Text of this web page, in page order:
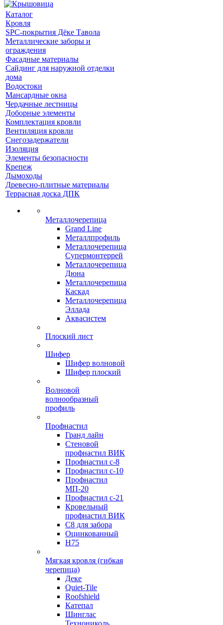
Каталог
Кровля
SPC-покрытия Дёке Тавола
Металлические заборы и
ограждения
Фасадные материалы
Сайдинг для наружной отделки
дома
Водостоки
Мансардные окна
Чердачные лестницы
Доборные элементы
Комплектация кровли
Вентиляция кровли
Снегозадержатели
Изоляция
Элементы безопасности
Крепеж
Дымоходы
Древесно-плитные материалы
Террасная доска ДПК
Металлочерепица
Grand Line
Металлпрофиль
Металлочерепица
Супермонтеррей
Металлочерепица
Дюна
Металлочерепица
Каскад
Металлочерепица
Эллада
Аквасистем
Плоский лист
Шифер
Шифер волновой
Шифер плоский
Волновой
волнообразный
профиль
Профнастил
Гранд лайн
Стеновой
профнастил ВИК
Профнастил с-8
Профнастил с-10
Профнастил
МП-20
Профнастил с-21
Кровельный
профнастил ВИК
С8 для забора
Оцинкованный
Н75
Мягкая кровля (гибкая
черепица)
Деке
Quiet-Tile
Roofshield
Катепал
Шинглас
Технониколь